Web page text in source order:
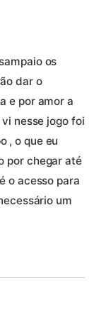
os
dar o
e por amor a
nesse jogo foi
, o que eu
por chegar até
o acesso para
um